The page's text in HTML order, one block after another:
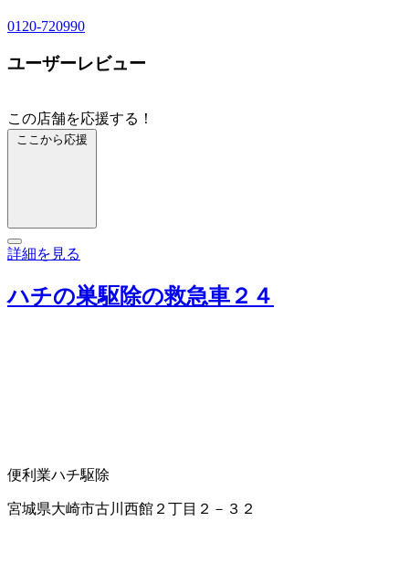
0120-720990
ユーザーレビュー
この店舗を応援する！
ここから応援
詳細を見る
ハチの巣駆除の救急車２４
便利業ハチ駆除
宮城県大崎市古川西館２丁目２－３２